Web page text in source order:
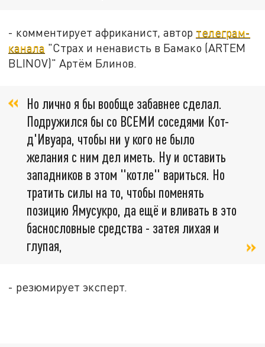
- комментирует африканист, автор телеграм-
канала "Страх и ненависть в Бамако (ARTEM
BLINOV)" Артём Блинов.
Но лично я бы вообще забавнее сделал.
Подружился бы со ВСЕМИ соседями Кот-
д'Ивуара, чтобы ни у кого не было
желания с ним дел иметь. Ну и оставить
западников в этом "котле" вариться. Но
тратить силы на то, чтобы поменять
позицию Ямусукро, да ещё и вливать в это
баснословные средства - затея лихая и
глупая,
- резюмирует эксперт.